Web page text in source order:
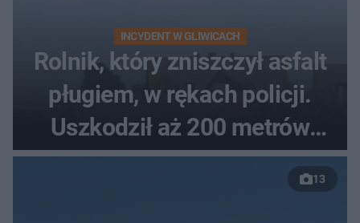
INCYDENT W GLIWICACH
Rolnik, który zniszczył asfalt
pługiem, w rękach policji.
Uszkodził aż 200 metrów
nowej drogi
13